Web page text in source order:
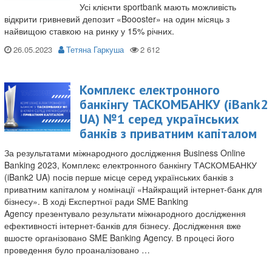
Усі клієнти sportbank мають можливість
відкрити гривневий депозит «Boooster» на один місяць з
найвищою ставкою на ринку у 15% річних.
26.05.2023 Тетяна Гаркуша
Комплекс електронного
банкінгу ТАСКОМБАНКУ (iBank2
UA) №1 серед українських
банків з приватним капіталом
За результатами міжнародного дослідження Business Online
Banking 2023, Комплекс електронного банкінгу ТАСКОМБАНКУ
(iBank2 UA) посів перше місце серед українських банків з
приватним капіталом у номінації «Найкращий інтернет-банк для
бізнесу». В ході Експертної ради SME Banking
Agency презентувало результати міжнародного дослідження
ефективності інтернет-банків для бізнесу. Дослідження вже
вшосте організовано SME Banking Agency. В процесі його
проведення було проаналізовано …